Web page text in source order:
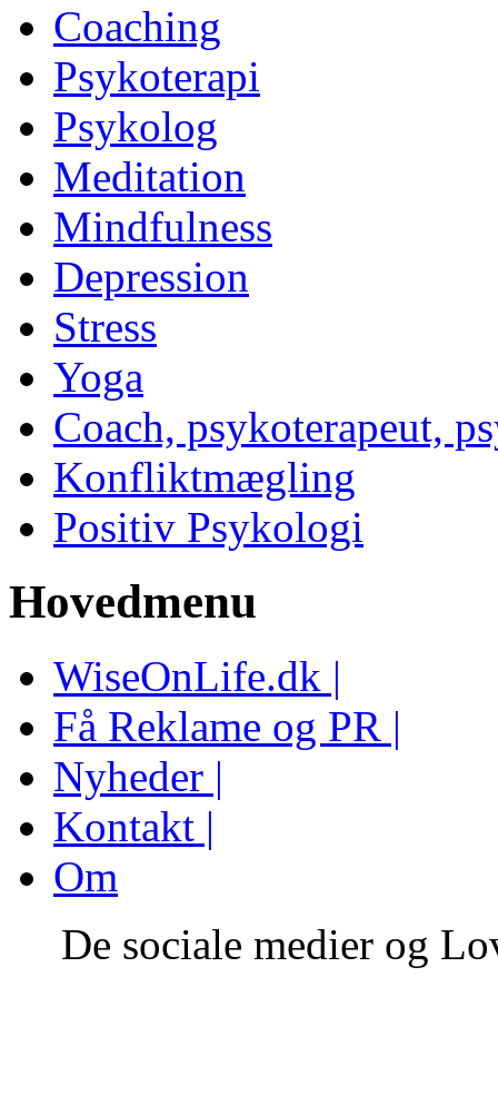
Coaching
Psykoterapi
Psykolog
Meditation
Mindfulness
Depression
Stress
Yoga
Coach, psykoterapeut,
Konfliktmægling
Positiv Psykologi
Hovedmenu
WiseOnLife.dk |
Få Reklame og PR |
Nyheder |
Kontakt |
Om
De sociale medier og